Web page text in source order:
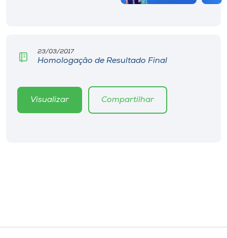
23/03/2017
Homologação de Resultado Final
Visualizar Compartilhar